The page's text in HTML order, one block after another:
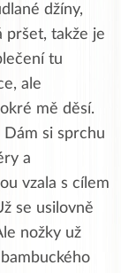
džíny,
pršet, takže je
tu
ale
mě děsí.
Dám si sprchu
a
vzala s cílem
se usilovně
nožky už